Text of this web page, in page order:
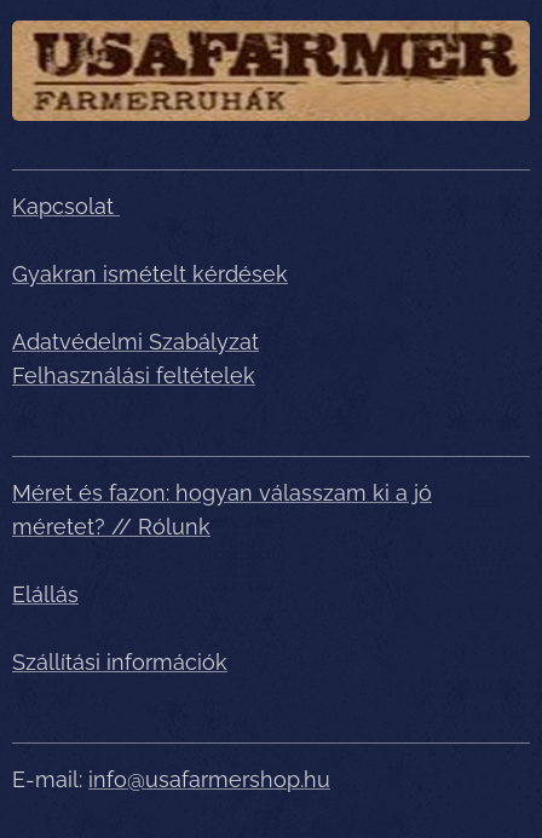
Kapcsolat
Gyakran ismételt kérdések
Adatvédelmi Szabályzat
Felhasználási feltételek
Méret és fazon: hogyan válasszam ki a jó
méretet? // Rólunk
Elállás
Szállítási információk
E-mail: info@usafarmershop.hu